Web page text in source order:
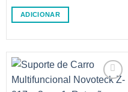
ADICIONAR